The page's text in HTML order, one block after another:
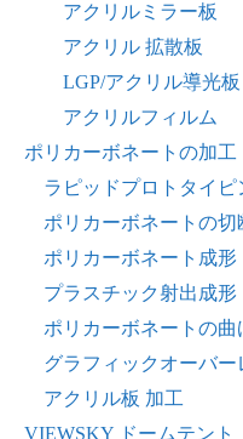
アクリルミラー板
アクリル 拡散板
LGP/アクリル導光板
アクリルフィルム
ポリカーボネートの加工
ラピッドプロトタイピ
ポリカーボネートの切
ポリカーボネート成形
プラスチック射出成形
ポリカーボネートの曲
グラフィックオーバ
アクリル板 加工
VIEWSKY ドームテント